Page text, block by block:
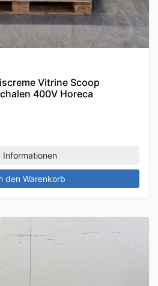
Vitrine Scoop
400V Horeca
Informationen
den Warenkorb